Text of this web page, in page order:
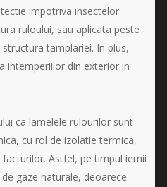
impotriva insectelor
ruloului, sau aplicata peste
tamplariei. In plus,
intemperiilor din exterior in
ca lamelele rulourilor sunt
cu rol de izolatie termica,
Astfel, pe timpul iernii
gaze naturale, deoarece